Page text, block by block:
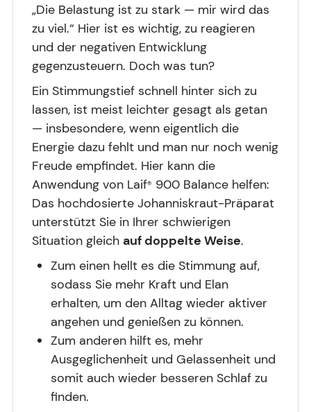
„Die Belastung ist zu stark — mir wird das
zu viel.“ Hier ist es wichtig, zu reagieren
und der negativen Entwicklung
gegenzusteuern. Doch was tun?
Ein Stimmungstief schnell hinter sich zu
lassen, ist meist leichter gesagt als getan
— insbesondere, wenn eigentlich die
Energie dazu fehlt und man nur noch wenig
Freude empfindet. Hier kann die
Anwendung von Laif® 900 Balance helfen:
Das hochdosierte Johanniskraut-Präparat
unterstützt Sie in Ihrer schwierigen
Situation gleich auf doppelte Weise.
Zum einen hellt es die Stimmung auf,
sodass Sie mehr Kraft und Elan
erhalten, um den Alltag wieder aktiver
angehen und genießen zu können.
Zum anderen hilft es, mehr
Ausgeglichenheit und Gelassenheit und
somit auch wieder besseren Schlaf zu
finden.